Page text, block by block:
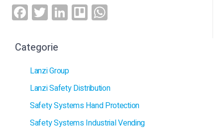
Facebook
Twitter
LinkedIn
Trello
Categorie
Lanzi Group
Lanzi Safety Distribution
Safety Systems Hand Protection
Safety Systems Industrial Vending